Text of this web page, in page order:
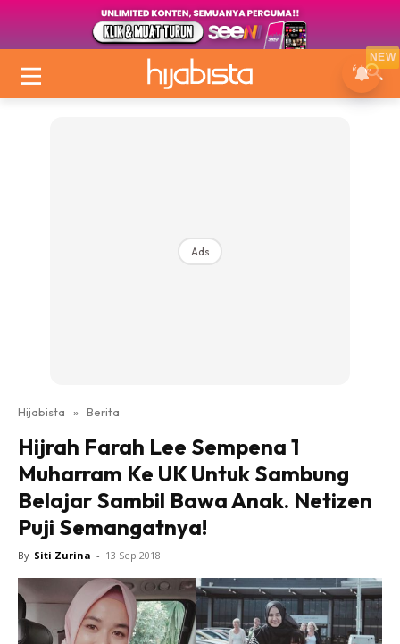
Ads
Hijabista » Berita
Hijrah Farah Lee Sempena 1
Muharram Ke UK Untuk Sambung
Belajar Sambil Bawa Anak. Netizen
Puji Semangatnya!
By Siti Zurina - 13 Sep 2018
NEW